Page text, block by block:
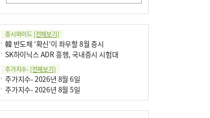
증시와이드 [전체보기]
韓 반도체 ‘확신’이 좌우할 8월 증시
SK하이닉스 ADR 흥행, 국내증시 시험대
주가지수- [전체보기]
주가지수- 2026년 8월 6일
주가지수- 2026년 8월 5일